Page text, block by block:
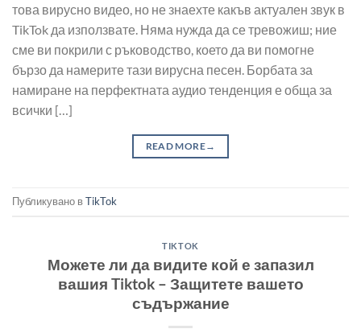
това вирусно видео, но не знаехте какъв актуален звук в
TikTok да използвате. Няма нужда да се тревожиш; ние
сме ви покрили с ръководство, което да ви помогне
бързо да намерите тази вирусна песен. Борбата за
намиране на перфектната аудио тенденция е обща за
всички […]
READ MORE→
Публикувано вTikTok
TIKTOK
Можете ли да видите кой е запазил
вашия Tiktok – Защитете вашето
съдържание